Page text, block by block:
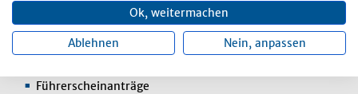
Ok, weitermachen
Ablehnen Nein, anpassen
Auskünfte aus dem Melderegister
Beglaubigungen
Führerscheinanträge